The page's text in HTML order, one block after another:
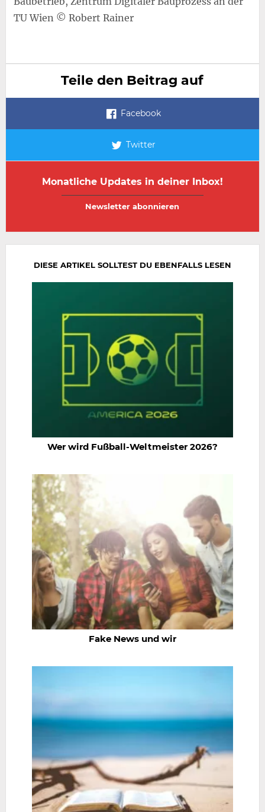
TU Wien © Robert Rainer
Teile den Beitrag auf
Facebook
Twitter
Monatliche Updates in deiner Inbox!
DIESE ARTIKEL SOLLTEST DU EBENFALLS LESEN
Wer wird Fußball-Weltmeister 2026?
Fake News und wir